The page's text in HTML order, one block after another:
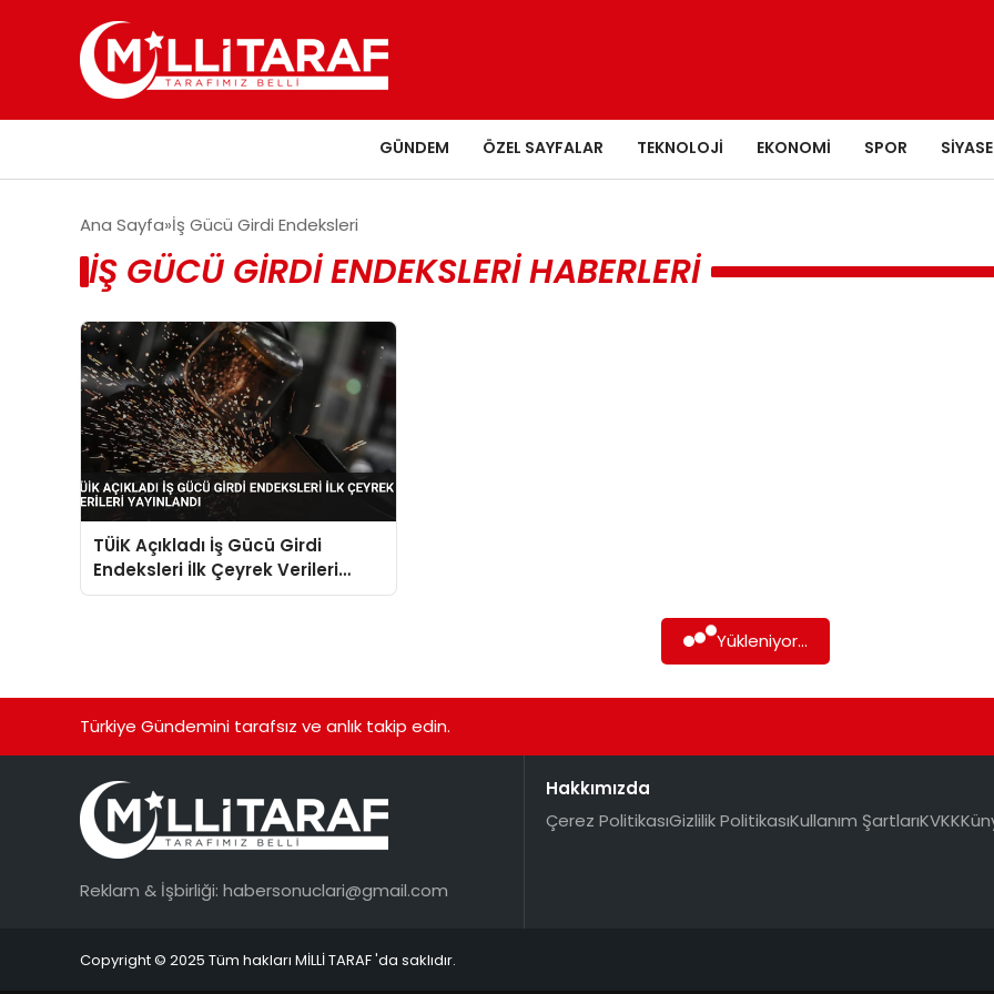
GÜNDEM ÖZEL SAYFALAR TEKNOLOJI EKONOMI SPOR
Ana Sayfa İş Gücü Girdi Endeksleri
İŞ GÜCÜ GIRDI ENDEKSLERI HABERLERI
TÜİK Açıkladı İş Gücü Girdi
Endeksleri İlk Çeyrek Verileri
Yayınlandı
Yükleniyor...
Türkiye Gündemini tarafsız ve anlık takip edin.
Reklam & İşbirliği: habersonuclari@gmail.com
Hakkımızda
Çerez PolitikasıGizlilik PolitikasıKullanım ŞartlarıKVKK
Copyright © 2025 Tüm hakları MİLLİ TARAF 'da saklıdır.